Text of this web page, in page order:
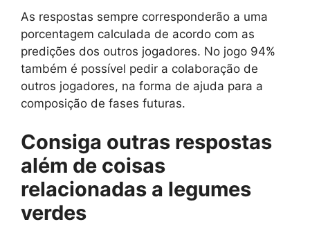
As respostas sempre corresponderão a uma
porcentagem calculada de acordo com as
predições dos outros jogadores. No jogo 94%
também é possível pedir a colaboração de
outros jogadores, na forma de ajuda para a
composição de fases futuras.
Consiga outras respostas
além de coisas
relacionadas a legumes
verdes